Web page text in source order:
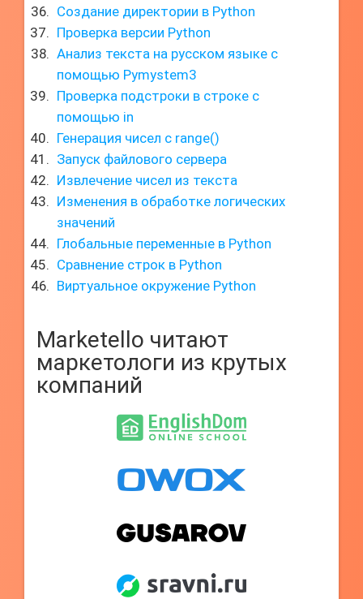
Создание директории в Python
Проверка версии Python
Анализ текста на русском языке с
помощью Pymystem3
Проверка подстроки в строке с
помощью in
Генерация чисел с range()
Запуск файлового сервера
Извлечение чисел из текста
Изменения в обработке логических
значений
Глобальные переменные в Python
Сравнение строк в Python
Виртуальное окружение Python
Marketello читают
маркетологи из крутых
компаний